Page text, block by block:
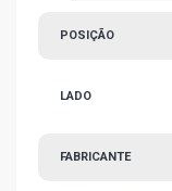
POSIÇÃO
LADO
FABRICANTE